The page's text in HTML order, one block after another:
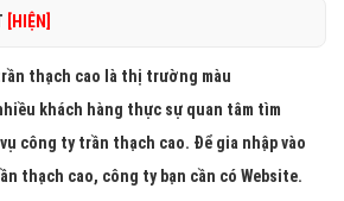
[HIỆN]
thạch cao là thị trường màu
khách hàng thực sự quan tâm tìm
vụ công ty trần thạch cao. Để gia nhập vào
thạch cao, công ty bạn cần có Website.